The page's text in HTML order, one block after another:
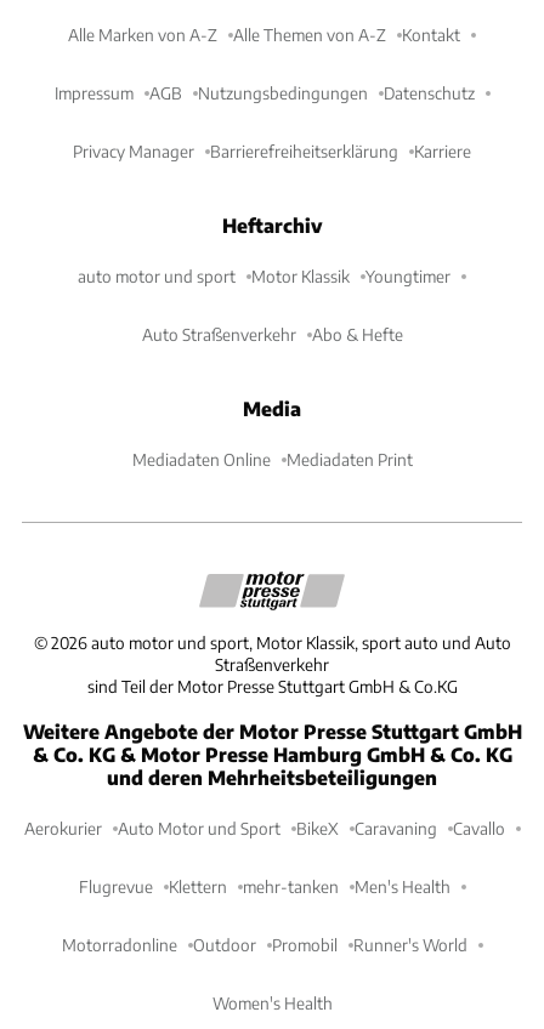
Alle Marken von A-Z Alle Themen von A-Z Kontakt
Impressum AGB Nutzungsbedingungen Datenschutz
Privacy Manager Barrierefreiheitserklärung Karriere
Heftarchiv
auto motor und sport Motor Klassik Youngtimer
Auto Straßenverkehr Abo & Hefte
Media
Mediadaten Online Mediadaten Print
©2026 auto motor und sport, Motor Klassik, sport auto und Auto
Straßenverkehr
sind Teil der Motor Presse Stuttgart GmbH & Co.KG
Weitere Angebote der Motor Presse Stuttgart GmbH
& Co. KG & Motor Presse Hamburg GmbH & Co. KG
und deren Mehrheitsbeteiligungen
Aerokurier Auto Motor und Sport BikeX Caravaning Cavallo
Flugrevue Klettern mehr-tanken Men's Health
Motorradonline Outdoor Promobil Runner's World
Women's Health